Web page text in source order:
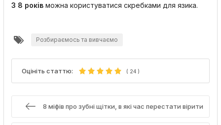
З 8 років можна користуватися скребками для язика.
Розбираємось та вивчаємо
Оцініть статтю: ( 24 )
8 міфів про зубні щітки, в які час перестати вірити